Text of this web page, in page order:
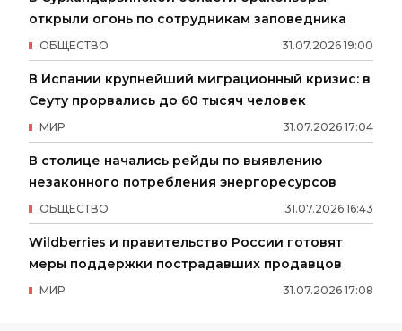
открыли огонь по сотрудникам заповедника
31.07.2026 19:00
ОБЩЕСТВО
В Испании крупнейший миграционный кризис: в
Сеуту прорвались до 60 тысяч человек
31.07.2026 17:04
МИР
В столице начались рейды по выявлению
незаконного потребления энергоресурсов
31.07.2026 16:43
ОБЩЕСТВО
Wildberries и правительство России готовят
меры поддержки пострадавших продавцов
31.07.2026 17:08
МИР